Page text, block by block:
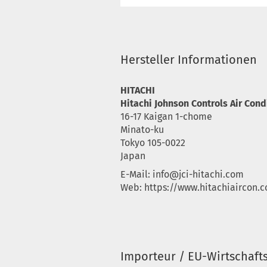
Hersteller Informationen
HITACHI
Hitachi Johnson Controls Air
16-17 Kaigan 1-chome
Minato-ku
Tokyo 105-0022
Japan
E-Mail: info@jci-hitachi.com
Web: https://
Importeur / EU-